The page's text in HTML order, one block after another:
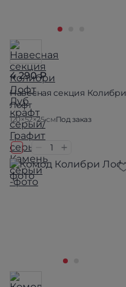
4 290 ₽
Навесная секция Колибри
Лофт
120×52×25 смПод заказ